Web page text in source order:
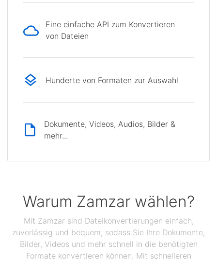
Eine einfache API zum Konvertieren
von Dateien
Hunderte von Formaten zur Auswahl
Dokumente, Videos, Audios, Bilder &
mehr...
Warum Zamzar wählen?
Mit Zamzar sind Dateikonvertierungen einfach,
zuverlässig und bequem, sodass Sie Ihre Dokumente,
Bilder, Videos und mehr schnell in die benötigten
Formate konvertieren können. Mit schnelleren